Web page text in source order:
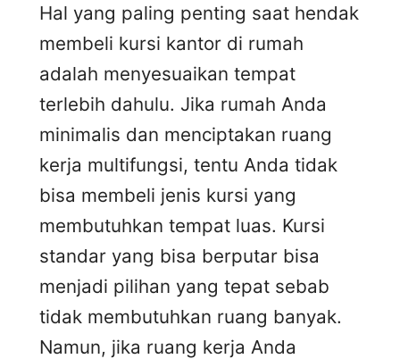
Hal yang paling penting saat hendak
membeli kursi kantor di rumah
adalah menyesuaikan tempat
terlebih dahulu. Jika rumah Anda
minimalis dan menciptakan ruang
kerja multifungsi, tentu Anda tidak
bisa membeli jenis kursi yang
membutuhkan tempat luas. Kursi
standar yang bisa berputar bisa
menjadi pilihan yang tepat sebab
tidak membutuhkan ruang banyak.
Namun, jika ruang kerja Anda